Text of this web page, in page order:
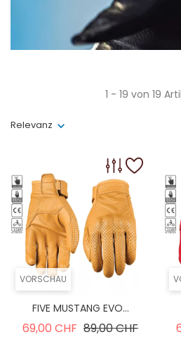
Relevanz
1 - 19 von 19
VORSCHAU
FIVE MUSTANG EVO...
69,00 CHF Verkaufspreis
89,00 CHFPreis